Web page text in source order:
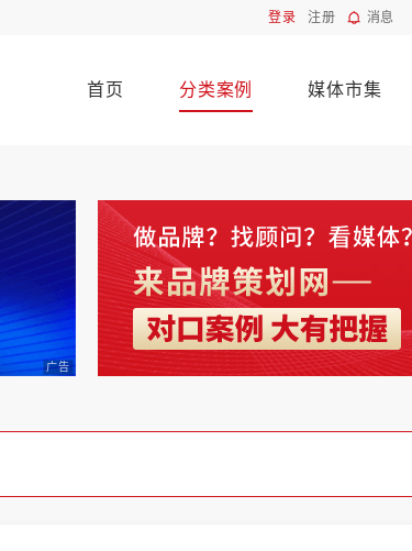
登录 注册 消息
首页 分类案例 媒体市集
广告